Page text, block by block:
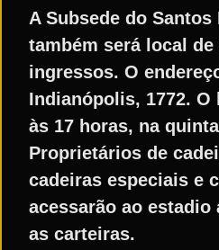
A Subsede do Santos
também será local
ingressos. O
Indianópolis, 1772. O
às 17 horas, na
Proprietários de
cadeiras especiais e
acessarão ao estadio
as carteiras.